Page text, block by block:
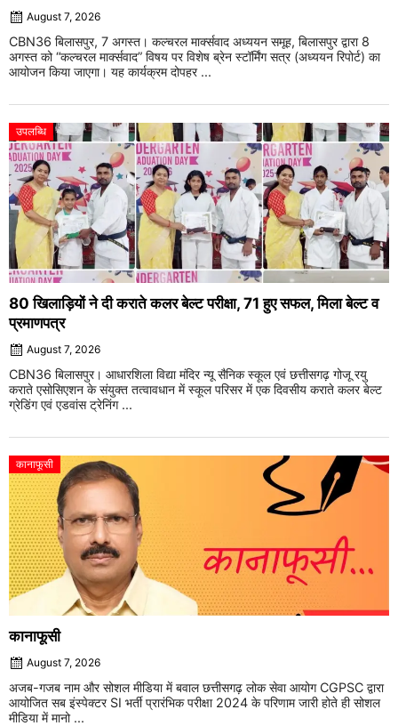
August 7, 2026
CBN36 बिलासपुर, 7 अगस्त। कल्चरल मार्क्सवाद अध्ययन समूह, बिलासपुर द्वारा 8
अगस्त को “कल्चरल मार्क्सवाद” विषय पर विशेष ब्रेन स्टॉर्मिंग सत्र (अध्ययन रिपोर्ट) का
आयोजन किया जाएगा। यह कार्यक्रम दोपहर ...
उपलब्धि
80 खिलाड़ियों ने दी कराते कलर बेल्ट परीक्षा, 71 हुए सफल, मिला बेल्ट व
प्रमाणपत्र
August 7, 2026
CBN36 बिलासपुर। आधारशिला विद्या मंदिर न्यू सैनिक स्कूल एवं छत्तीसगढ़ गोजू रयु
कराते एसोसिएशन के संयुक्त तत्वावधान में स्कूल परिसर में एक दिवसीय कराते कलर बेल्ट
ग्रेडिंग एवं एडवांस ट्रेनिंग ...
कानाफूसी
कानाफूसी
August 7, 2026
अजब-गजब नाम और सोशल मीडिया में बवाल छत्तीसगढ़ लोक सेवा आयोग CGPSC द्वारा
आयोजित सब इंस्पेक्टर SI भर्ती प्रारंभिक परीक्षा 2024 के परिणाम जारी होते ही सोशल
मीडिया में मानो ...